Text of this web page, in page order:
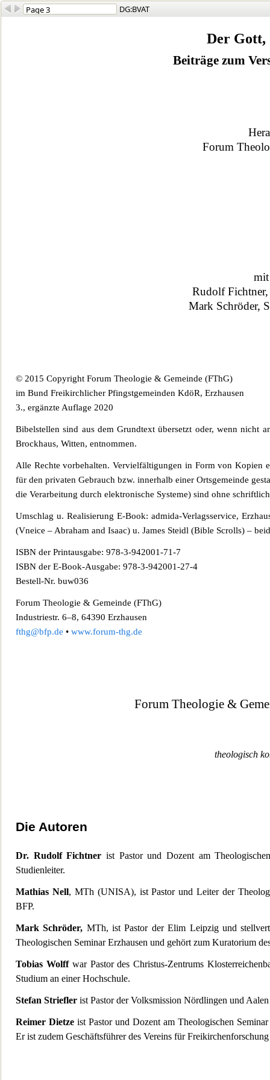
DG:BVAT
Der Gott,
Beiträge zum
Forum
Rudolf
Mark Schröder,
© 2015 Copyright Forum Theologie & Gemeinde (FThG)
im Bund Freikirchlicher Pfingstgemeinden KdöR, Erzhausen
3., ergänzte Auflage 2020
Bibelstellen sind aus dem Grundtext übersetzt oder, wenn nicht
Brockhaus, Witten, entnommen.
Alle Rechte vorbehalten. Vervielfältigungen in Form von Kopien
für den privaten Gebrauch bzw. innerhalb einer Ortsgemeinde
die Verarbeitung durch elektronische Systeme) sind ohne
Umschlag u. Realisierung E-Book: admida-Verlagsservice,
(Vneice – Abraham and Isaac) u. James Steidl (Bible Scrolls) –
ISBN der Printausgabe: 978-3-942001-71-7
ISBN der E-Book-Ausgabe: 978-3-942001-27-4
Bestell-Nr. buw036
Forum Theologie & Gemeinde (FThG)
Industriestr. 6–8, 64390 Erzhausen
fthg@bfp.de • www.forum-thg.de
Forum Theologie &
theologisch
Die Autoren
Dr. Rudolf Fichtner ist Pastor und Dozent am
Studienleiter.
Mathias Nell, MTh (UNISA), ist Pastor und Leiter der
BFP.
Mark Schröder, MTh, ist Pastor der Elim Leipzig und
Theologischen Seminar Erzhausen und gehört zum Kuratorium
Tobias Wolffwar Pastor des Christus-Zentrums
Studium an einer Hochschule.
Stefan Striefler ist Pastor der Volksmission Nördlingen und
Reimer Dietze ist Pastor und Dozent am Theologischen
Er ist zudem Geschäftsführer des Vereins für